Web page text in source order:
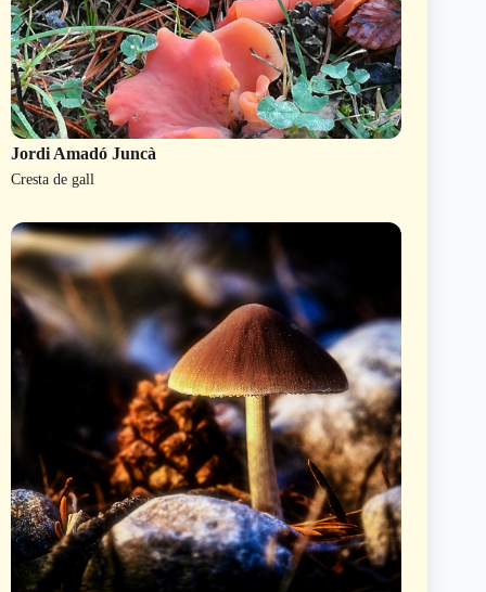
Jordi Amadó Juncà
Cresta de gall